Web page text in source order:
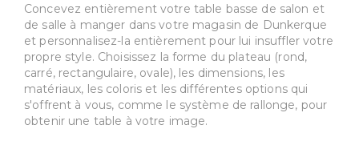
Concevez entièrement votre table basse de salon et
de salle à manger dans votre magasin de Dunkerque
et personnalisez-la entièrement pour lui insuffler votre
propre style. Choisissez la forme du plateau (rond,
carré, rectangulaire, ovale), les dimensions, les
matériaux, les coloris et les différentes options qui
s'offrent à vous, comme le système de rallonge, pour
obtenir une table à votre image.